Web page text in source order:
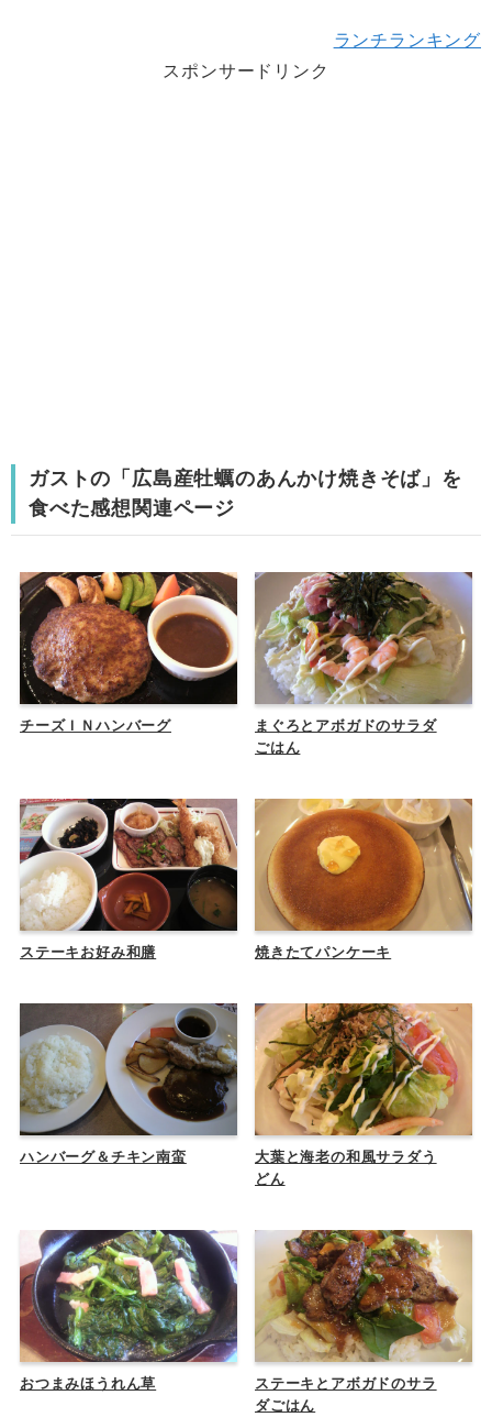
ランチランキング
スポンサードリンク
ガストの「広島産牡蠣のあんかけ焼きそば」を
食べた感想関連ページ
チーズＩＮハンバーグ
まぐろとアボガドのサラダ
ごはん
ステーキお好み和膳 焼きたてパンケーキ
ハンバーグ＆チキン南蛮
大葉と海老の和風サラダう
どん
おつまみほうれん草
ステーキとアボガドのサラ
ダごはん